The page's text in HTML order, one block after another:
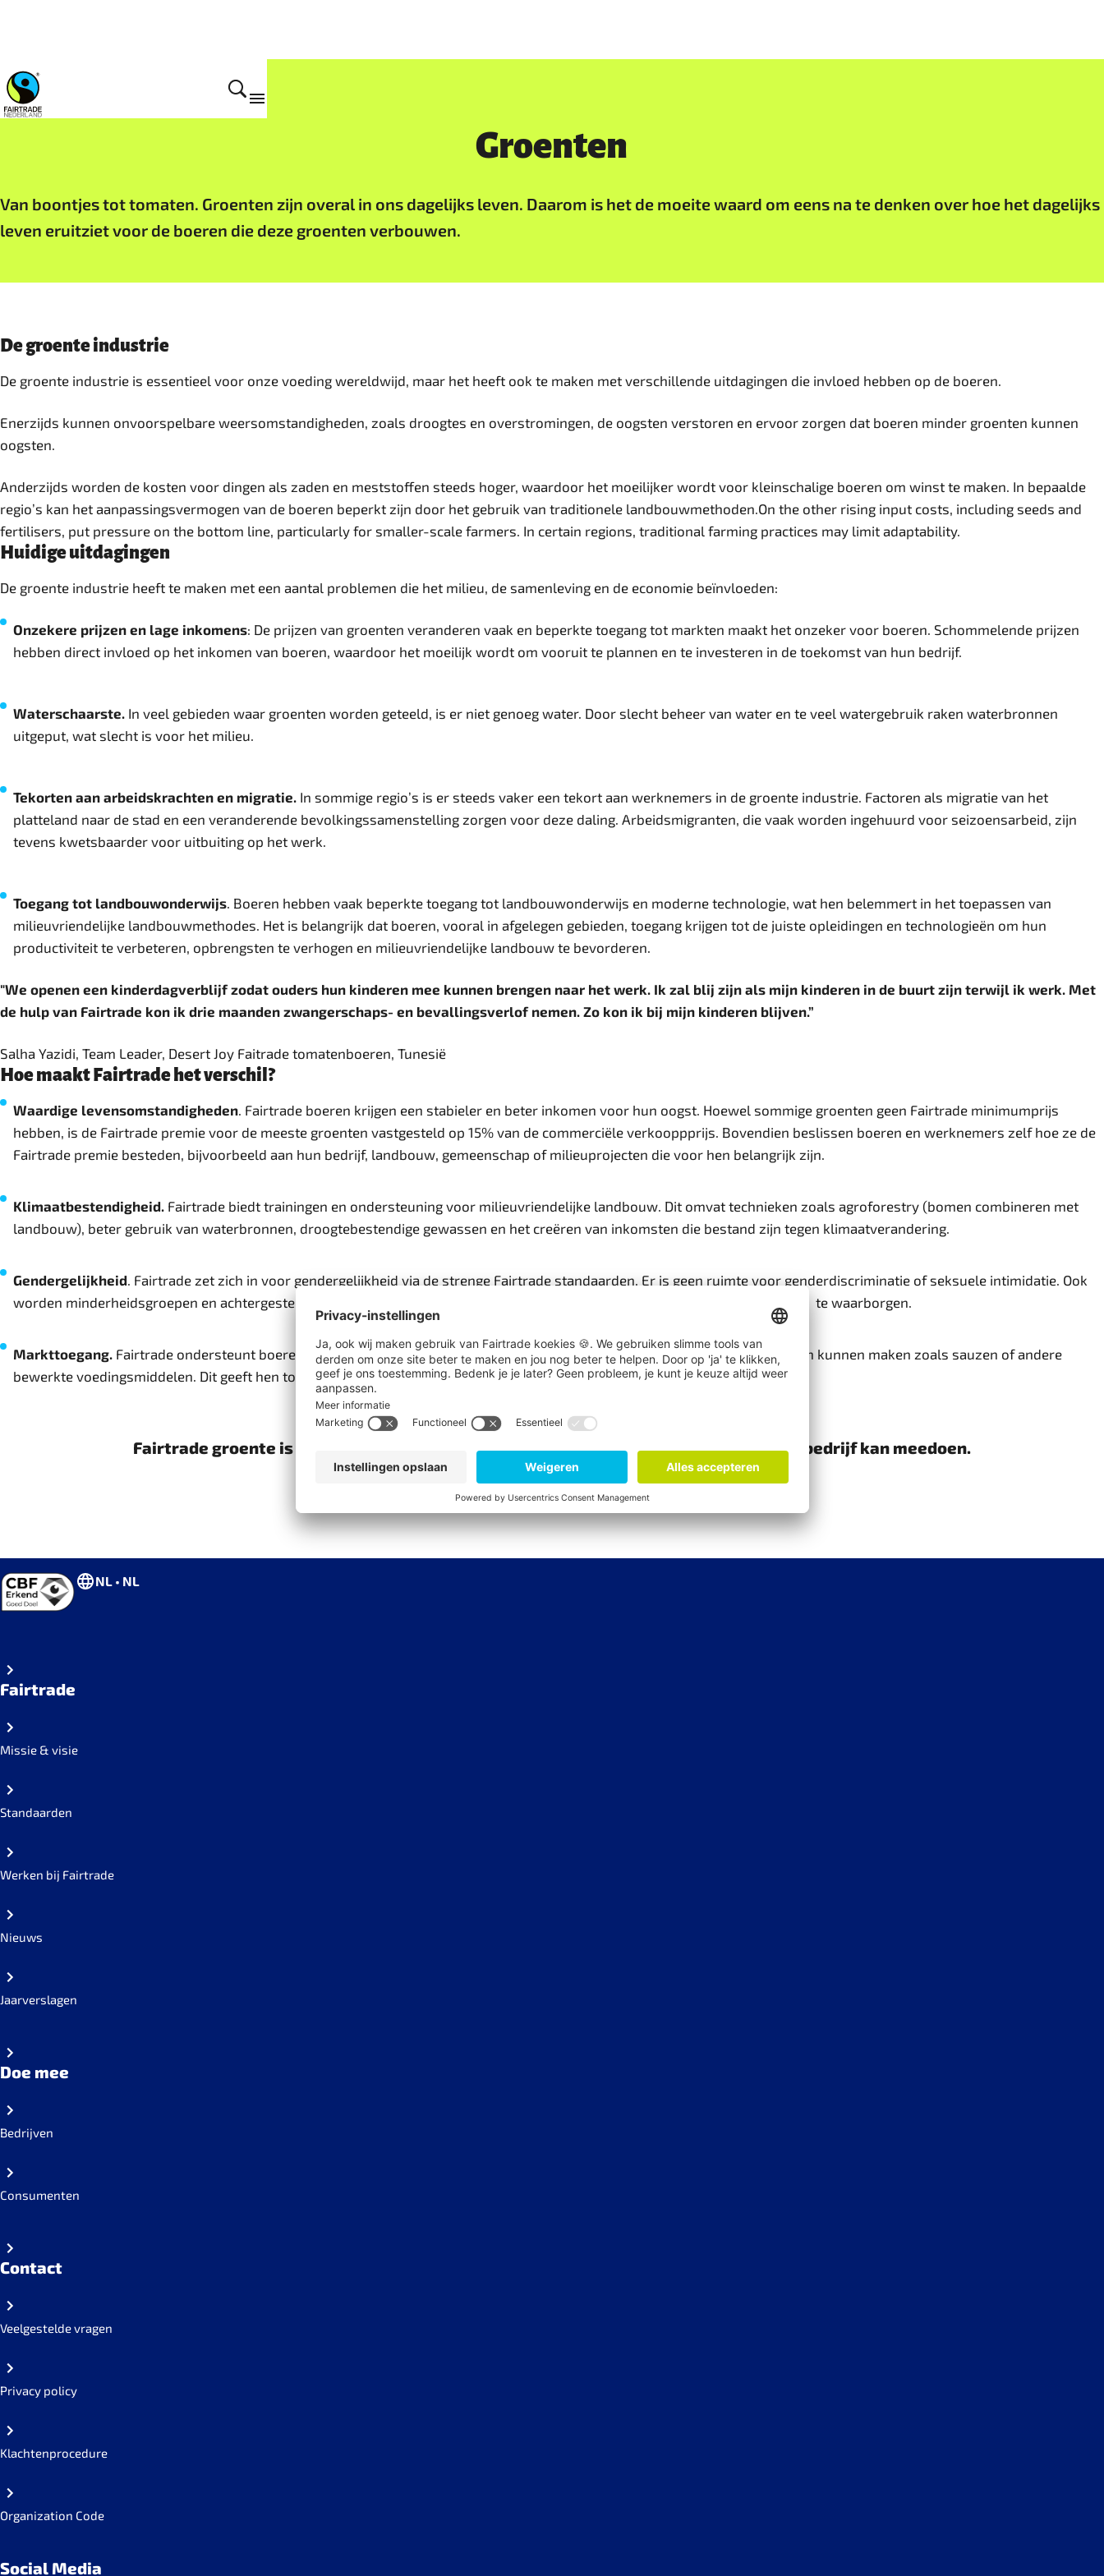
Fairtrade producten
Groenten
Van boontjes tot tomaten. Groenten zijn overal in ons dagelijks leven. Daarom is het de moeite waard om eens na te denken over hoe het dagelijks
leven eruitziet voor de boeren die deze groenten verbouwen.
De groente industrie
De groente industrie is essentieel voor onze voeding wereldwijd, maar het heeft ook te maken met verschillende uitdagingen die invloed hebben op de boeren.
Enerzijds kunnen onvoorspelbare weersomstandigheden, zoals droogtes en overstromingen, de oogsten verstoren en ervoor zorgen dat boeren minder groenten kunnen
oogsten.
Anderzijds worden de kosten voor dingen als zaden en meststoffen steeds hoger, waardoor het moeilijker wordt voor kleinschalige boeren om winst te maken. In bepaalde
regio’s kan het aanpassingsvermogen van de boeren beperkt zijn door het gebruik van traditionele landbouwmethoden.On the other rising input costs, including seeds and
fertilisers, put pressure on the bottom line, particularly for smaller-scale farmers. In certain regions, traditional farming practices may limit adaptability.
Huidige uitdagingen
De groente industrie heeft te maken met een aantal problemen die het milieu, de samenleving en de economie beïnvloeden:
Onzekere prijzen en lage inkomens: De prijzen van groenten veranderen vaak en beperkte toegang tot markten maakt het onzeker voor boeren. Schommelende prijzen
hebben direct invloed op het inkomen van boeren, waardoor het moeilijk wordt om vooruit te plannen en te investeren in de toekomst van hun bedrijf.
Waterschaarste. In veel gebieden waar groenten worden geteeld, is er niet genoeg water. Door slecht beheer van water en te veel watergebruik raken waterbronnen
uitgeput, wat slecht is voor het milieu.
Tekorten aan arbeidskrachten en migratie. In sommige regio’s is er steeds vaker een tekort aan werknemers in de groente industrie. Factoren als migratie van het
platteland naar de stad en een veranderende bevolkingssamenstelling zorgen voor deze daling. Arbeidsmigranten, die vaak worden ingehuurd voor seizoensarbeid, zijn
tevens kwetsbaarder voor uitbuiting op het werk.
Toegang tot landbouwonderwijs. Boeren hebben vaak beperkte toegang tot landbouwonderwijs en moderne technologie, wat hen belemmert in het toepassen van
milieuvriendelijke landbouwmethodes. Het is belangrijk dat boeren, vooral in afgelegen gebieden, toegang krijgen tot de juiste opleidingen en technologieën om hun
productiviteit te verbeteren, opbrengsten te verhogen en milieuvriendelijke landbouw te bevorderen.
"We openen een kinderdagverblijf zodat ouders hun kinderen mee kunnen brengen naar het werk. Ik zal blij zijn als mijn kinderen in de buurt zijn terwijl ik werk. Met
de hulp van Fairtrade kon ik drie maanden zwangerschaps- en bevallingsverlof nemen. Zo kon ik bij mijn kinderen blijven.”
Salha Yazidi, Team Leader, Desert Joy Faitrade tomatenboeren, Tunesië
Hoe maakt Fairtrade het verschil?
Waardige levensomstandigheden. Fairtrade boeren krijgen een stabieler en beter inkomen voor hun oogst. Hoewel sommige groenten geen Fairtrade minimumprijs
hebben, is de Fairtrade premie voor de meeste groenten vastgesteld op 15% van de commerciële verkooppprijs. Bovendien beslissen boeren en werknemers zelf hoe ze de
Fairtrade premie besteden, bijvoorbeeld aan hun bedrijf, landbouw, gemeenschap of milieuprojecten die voor hen belangrijk zijn.
Klimaatbestendigheid. Fairtrade biedt trainingen en ondersteuning voor milieuvriendelijke landbouw. Dit omvat technieken zoals agroforestry (bomen combineren met
landbouw), beter gebruik van waterbronnen, droogtebestendige gewassen en het creëren van inkomsten die bestand zijn tegen klimaatverandering.
Gendergelijkheid. Fairtrade zet zich in voor gendergelijkheid via de strenge Fairtrade standaarden. Er is geen ruimte voor genderdiscriminatie of seksuele intimidatie. Ook
worden minderheidsgroepen en achtergestelde groepen ondersteund en zijn er verplichte beleidspunten om gendergelijkheid te waarborgen.
Markttoegang. Fairtrade ondersteunt boeren hoe ze hun groenten niet alleen kunnen verbouwen, maar ook hoe ze producten kunnen maken zoals sauzen of andere
bewerkte voedingsmiddelen. Dit geeft hen toegang tot grotere markten en meer inkomsten.
Fairtrade groente is goed voor de mens, de planeet en de business. Ontdek hoe jouw bedrijf kan meedoen.
Lees meer
NL • NL
Fairtrade
Missie & visie
Standaarden
Werken bij Fairtrade
Nieuws
Jaarverslagen
Doe mee
Bedrijven
Consumenten
Contact
Veelgestelde vragen
Privacy policy
Klachtenprocedure
Organization Code
Social Media